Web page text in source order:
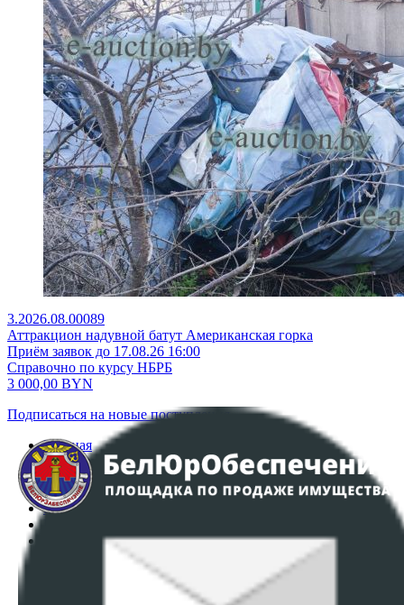
3.2026.08.00089
Аттракцион надувной батут Американская горка
Приём заявок до 17.08.26 16:00
Справочно по курсу НБРБ
3 000,00 BYN
Подписаться на новые поступления
Главная
Аукционы
Интернет-магазин
Регламент организации и проведения торгов
Политика в отношении обработки персональных
ПОЛОЖЕНИЕ О ПОЛИТИКЕ ОБРАБОТКИ COOKIE-